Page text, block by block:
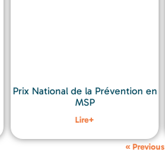
Prix National de la Prévention en
MSP
Lire+
« Previous